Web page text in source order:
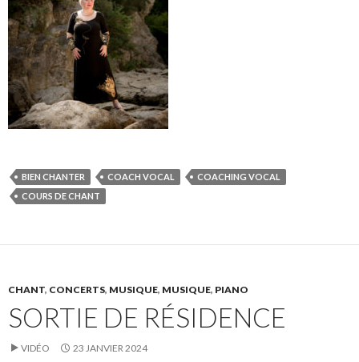
BIEN CHANTER COACH VOCAL
COACHING VOCAL
COURS DE CHANT
CHANT, CONCERTS, MUSIQUE, MUSIQUE, PIANO
SORTIE DE RÉSIDENCE
VIDÉO 23 JANVIER 2024